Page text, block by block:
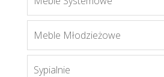
Forrest FR12
Więcej
Meble Młodzieżowe
Sypialnie